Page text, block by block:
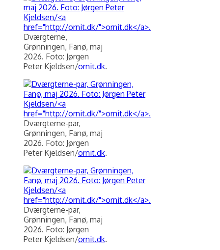
Dværgterne,
Grønningen, Fanø, maj
2026. Foto: Jørgen
Peter Kjeldsen/ornit.dk.
Dværgterne-par,
Grønningen, Fanø, maj
2026. Foto: Jørgen
Peter Kjeldsen/ornit.dk.
Dværgterne-par,
Grønningen, Fanø, maj
2026. Foto: Jørgen
Peter Kjeldsen/ornit.dk.